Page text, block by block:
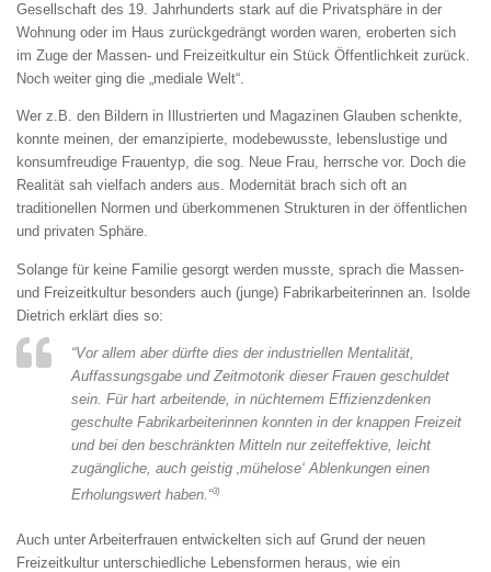
Gesellschaft des 19. Jahrhunderts stark auf die Privatsphäre in der
Wohnung oder im Haus zurückgedrängt worden waren, eroberten sich
im Zuge der Massen- und Freizeitkultur ein Stück Öffentlichkeit zurück.
Noch weiter ging die „mediale Welt“.
Wer z.B. den Bildern in Illustrierten und Magazinen Glauben schenkte,
konnte meinen, der emanzipierte, modebewusste, lebenslustige und
konsumfreudige Frauentyp, die sog. Neue Frau, herrsche vor. Doch die
Realität sah vielfach anders aus. Modernität brach sich oft an
traditionellen Normen und überkommenen Strukturen in der öffentlichen
und privaten Sphäre.
Solange für keine Familie gesorgt werden musste, sprach die Massen-
und Freizeitkultur besonders auch (junge) Fabrikarbeiterinnen an. Isolde
Dietrich erklärt dies so:
“Vor allem aber dürfte dies der industriellen Mentalität,
Auffassungsgabe und Zeitmotorik dieser Frauen geschuldet
sein. Für hart arbeitende, in nüchternem Effizienzdenken
geschulte Fabrikarbeiterinnen konnten in der knappen Freizeit
und bei den beschränkten Mitteln nur zeiteffektive, leicht
zugängliche, auch geistig ‚mühelose‘ Ablenkungen einen
Erholungswert haben.“3)
Auch unter Arbeiterfrauen entwickelten sich auf Grund der neuen
Freizeitkultur unterschiedliche Lebensformen heraus, wie ein